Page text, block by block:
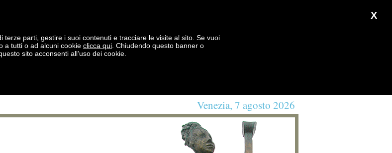
X
terze parti, gestire i suoi contenuti e tracciare le visite al sito. Se vuoi
a tutti o ad alcuni cookie clicca qui . Chiudendo questo banner o
sito acconsenti all’uso dei cookie.
Venezia, 7 agosto 2026